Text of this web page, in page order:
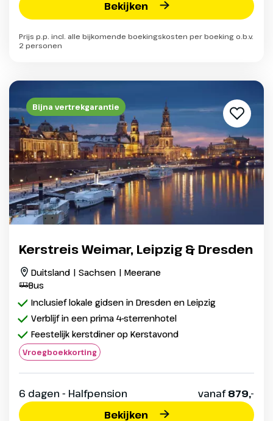
Bekijken
Prijs p.p. incl. alle bijkomende boekingskosten per boeking o.b.v.
2 personen
Bijna vertrekgarantie
Kerstreis Weimar, Leipzig & Dresden
Duitsland | Sachsen | Meerane
Bus
Inclusief lokale gidsen in Dresden en Leipzig
Verblijf in een prima 4-sterrenhotel
Feestelijk kerstdiner op Kerstavond
Vroegboekkorting
6 dagen - Halfpension vanaf879,-
Bekijken